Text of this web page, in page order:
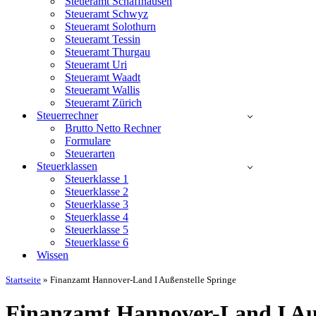
Steueramt Schwyz
Steueramt Solothurn
Steueramt Tessin
Steueramt Thurgau
Steueramt Uri
Steueramt Waadt
Steueramt Wallis
Steueramt Zürich
Steuerrechner
Brutto Netto Rechner
Formulare
Steuerarten
Steuerklassen
Steuerklasse 1
Steuerklasse 2
Steuerklasse 3
Steuerklasse 4
Steuerklasse 5
Steuerklasse 6
Wissen
Startseite » Finanzamt Hannover-Land I Außenstelle Springe